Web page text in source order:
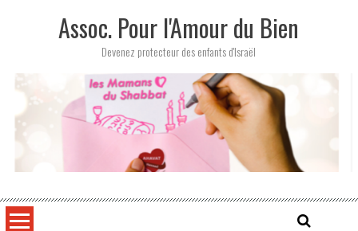
Assoc. Pour l'Amour du Bien
Devenez protecteur des enfants d'Israël